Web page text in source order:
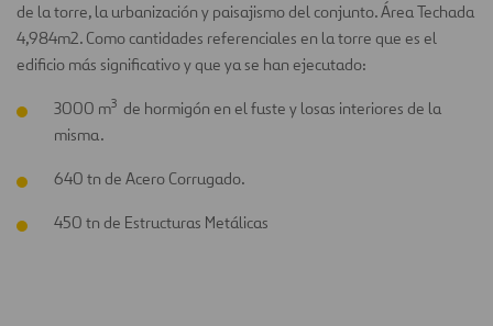
de la torre, la urbanización y paisajismo del conjunto. Área Techada
4,984m2. Como cantidades referenciales en la torre que es el
edificio más significativo y que ya se han ejecutado:
3000 m3 de hormigón en el fuste y losas interiores de la
misma.
640 tn de Acero Corrugado.
450 tn de Estructuras Metálicas